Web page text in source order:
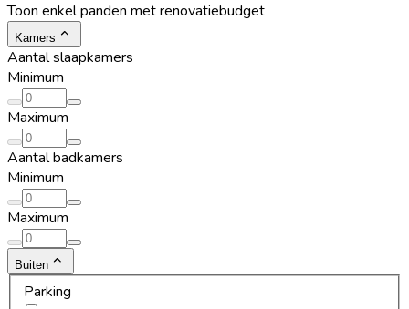
Toon enkel panden met renovatiebudget
Kamers
Aantal slaapkamers
Minimum
Maximum
Aantal badkamers
Minimum
Maximum
Buiten
Parking